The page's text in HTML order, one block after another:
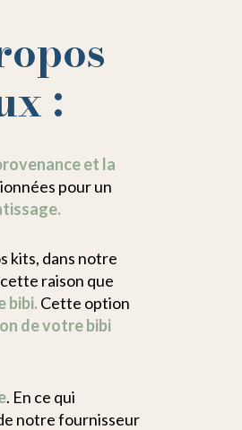
:
et la
pour un
kits, dans notre
raison que
bibi.Cette option
de votre bibi
. En ce qui
notre fournisseur